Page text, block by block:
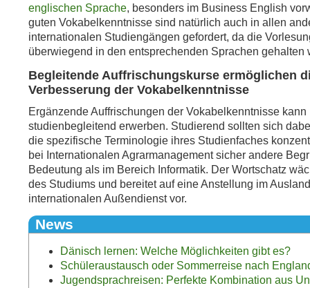
englischen Sprache, besonders im Business English
guten Vokabelkenntnisse sind natürlich auch in allen
internationalen Studiengängen gefordert, da die
überwiegend in den entsprechenden Sprachen gehalten
Begleitende Auffrischungskurse ermöglichen
Verbesserung der Vokabelkenntnisse
Ergänzende Auffrischungen der Vokabelkenntnisse kann
studienbegleitend erwerben. Studierend sollten sich
die spezifische Terminologie ihres Studienfaches
bei Internationalen Agrarmanagement sicher andere
Bedeutung als im Bereich Informatik. Der Wortschatz
des Studiums und bereitet auf eine Anstellung im
internationalen Außendienst vor.
News
Dänisch lernen: Welche Möglichkeiten gibt es?
Schüleraustausch oder Sommerreise nach
Jugendsprachreisen: Perfekte Kombination aus